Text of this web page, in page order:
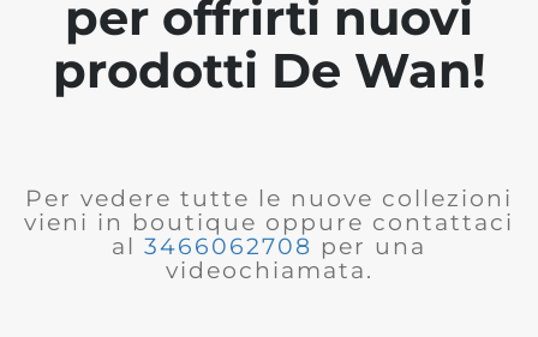
per offrirti nuovi
prodotti De Wan!
Per vedere tutte le nuove collezioni
vieni in boutique oppure contattaci
al 3466062708 per una
videochiamata.